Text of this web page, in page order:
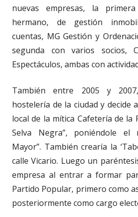
nuevas empresas, la
hermano, de gestión
cuentas, MG Gestión y
segunda con varios socios,
Espectáculos, ambas con
También entre 2005 y
hostelería de la ciudad y decide
local de la mítica Cafetería de la
Selva Negra”, poniéndole el
Mayor”. También crearía la
calle Vicario. Luego un
empresa al entrar a formar
Partido Popular, primero como
posteriormente como cargo